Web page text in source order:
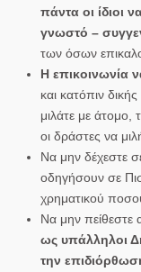
πάντα οι ίδιοι
γνωστό –
των όσων
Η επικοινωνία
και κατόπιν
μιλάτε με
οι δράστες να
Να μην δέχεστε
οδηγήσουν σε
χρηματικού
Να μην πείθεστε
ως υπάλληλοι
την